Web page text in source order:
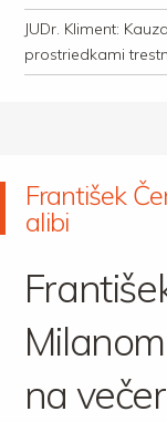
JUDr. Kliment:
prostriedkami
František
alibi
na